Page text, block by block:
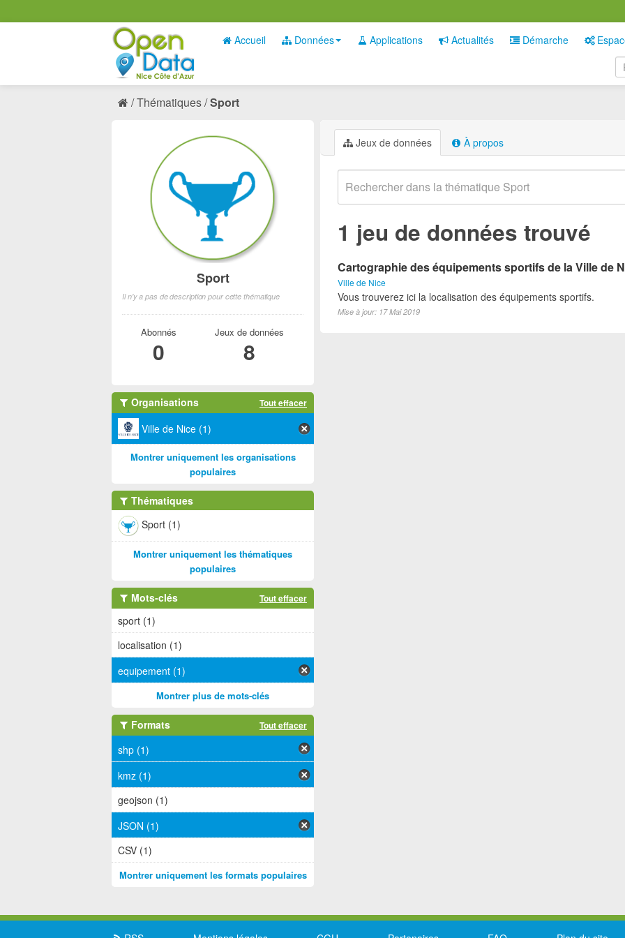
Accueil Données Applications Actualités Démarche
Thématiques Sport
Jeux de données À propos
1 jeu de données trouvé
Cartographie des équipements sportifs de la Ville de
Ville de Nice
Vous trouverez ici la localisation des équipements sportifs.
Mise à jour: 17 Mai 2019
Sport
Il n'y a pas de description pour cette thématique
Abonnés
0
Jeux de données
8
Organisations Tout effacer
Ville de Nice (1)
Montrer uniquement les organisations
populaires
Thématiques
Sport (1)
Montrer uniquement les thématiques
populaires
Mots-clés Tout effacer
sport (1)
localisation (1)
equipement (1)
Montrer plus de mots-clés
Formats Tout effacer
shp (1)
kmz (1)
geojson (1)
JSON (1)
CSV (1)
Montrer uniquement les formats populaires